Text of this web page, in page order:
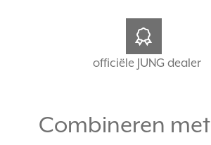
officiële JUNG dealer
Combineren met